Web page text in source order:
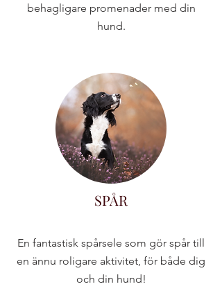
behagligare promenader med din
hund.
SPÅR
En fantastisk spårsele som gör spår till
en ännu roligare aktivitet, för både dig
och din hund!